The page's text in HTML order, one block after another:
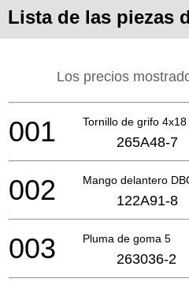
Lista de las piezas
Los precios
Tornillo de grifo 4x18
001 265A48-7
Mango delantero
002 122A91-8
Pluma de goma 5
003 263036-2